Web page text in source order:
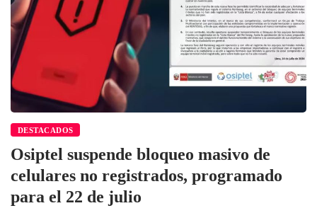
DESTACADOS
Osiptel suspende bloqueo masivo de
celulares no registrados, programado
para el 22 de julio